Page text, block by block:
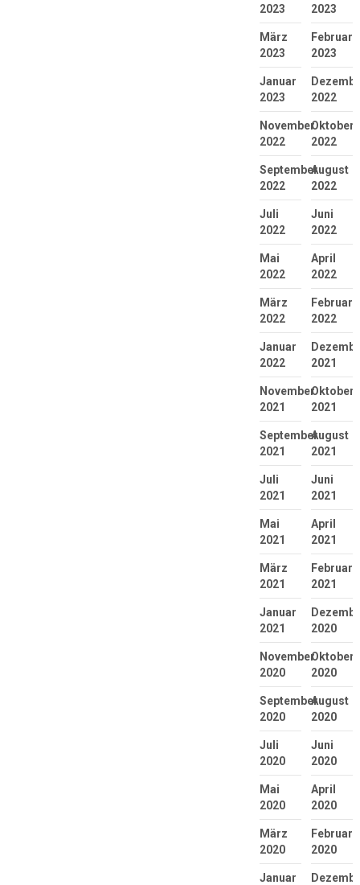
2023
2023
März
2023
Februar
2023
Januar
2023
2022
November
2022
Oktober
2022
September
2022
August
2022
Juli
2022
Juni
2022
Mai
2022
April
2022
März
2022
Februar
2022
Januar
2022
2021
November
2021
Oktober
2021
September
2021
August
2021
Juli
2021
Juni
2021
Mai
2021
April
2021
März
2021
Februar
2021
Januar
2021
2020
November
2020
Oktober
2020
September
2020
August
2020
Juli
2020
Juni
2020
Mai
2020
April
2020
März
2020
Februar
2020
Januar